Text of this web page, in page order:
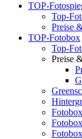
TOP-
Top-
Preise
TOP-Fotobox
Top-
Preise